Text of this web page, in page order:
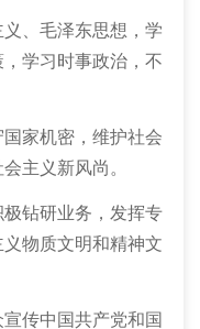
义、毛泽东思想，学
学习时事政治，不
国家机密，维护社会
主义新风尚。
极钻研业务，发挥专
物质文明和精神文
传中国共产党和国